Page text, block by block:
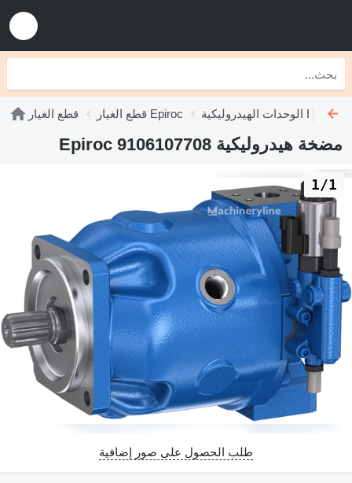
قطع الغيار قطع الغيار Epiroc الوحدات الهيدروليكية Epiroc
مضخة هيدروليكية Epiroc 9106107708
1/1
طلب الحصول على صور إضافية